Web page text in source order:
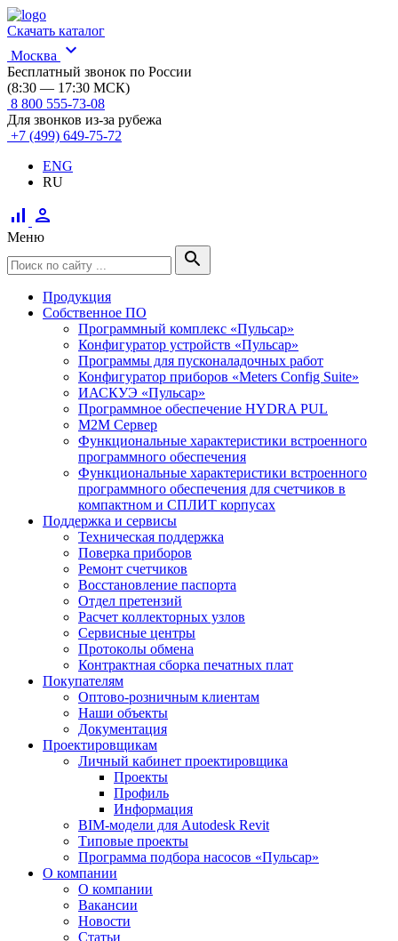
Скачать каталог
Москва
expand_more
Бесплатный звонок по России
(8:30 — 17:30 МСК)
8 800 555-73-08
Для звонков из-за рубежа
+7 (499) 649-75-72
ENG
RU
signal_cellular_alt person
Меню
search
Продукция
Собственное ПО
Программный комплекс «Пульсар»
Конфигуратор устройств «Пульсар»
Программы для пусконаладочных работ
Конфигуратор приборов «Meters Config Suite»
ИАСКУЭ «Пульсар»
Программное обеспечение HYDRA PUL
M2M Сервер
Функциональные характеристики встроенного
программного обеспечения
Функциональные характеристики встроенного
программного обеспечения для счетчиков в
компактном и СПЛИТ корпусах
Поддержка и сервисы
Техническая поддержка
Поверка приборов
Ремонт счетчиков
Восстановление паспорта
Отдел претензий
Расчет коллекторных узлов
Сервисные центры
Протоколы обмена
Контрактная сборка печатных плат
Покупателям
Оптово-розничным клиентам
Наши объекты
Документация
Проектировщикам
Личный кабинет проектировщика
Проекты
Профиль
Информация
BIM-модели для Autodesk Revit
Типовые проекты
Программа подбора насосов «Пульсар»
О компании
О компании
Вакансии
Новости
Статьи